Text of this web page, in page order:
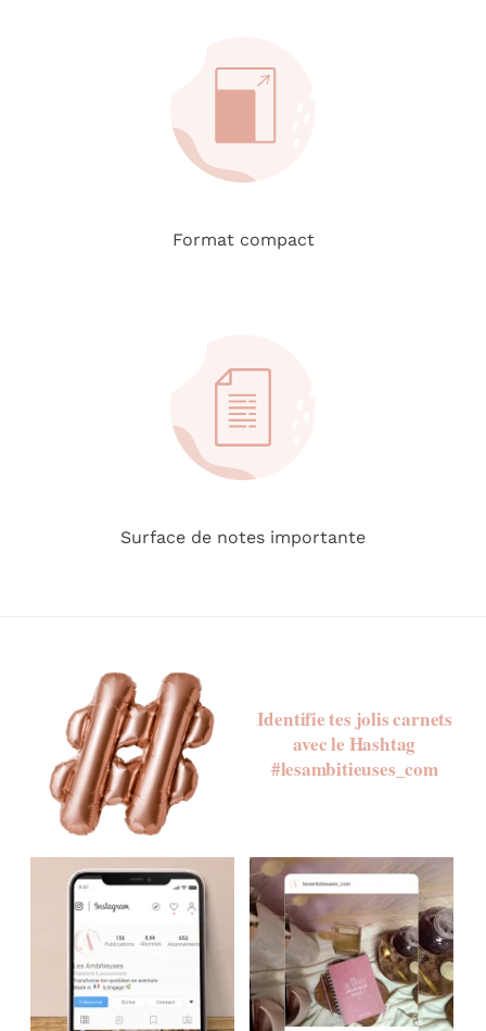
Format compact
Surface de notes importante
Identifie tes jolis carnets
avec le Hashtag
#lesambitieuses_com